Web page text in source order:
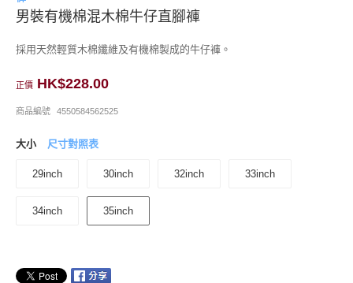
男裝有機棉混木棉牛仔直腳褲
採用天然輕質木棉纖維及有機棉製成的牛仔褲。
正價 HK$228.00
商品編號 4550584562525
大小 尺寸對照表
29inch 30inch 32inch 33inch
34inch 35inch